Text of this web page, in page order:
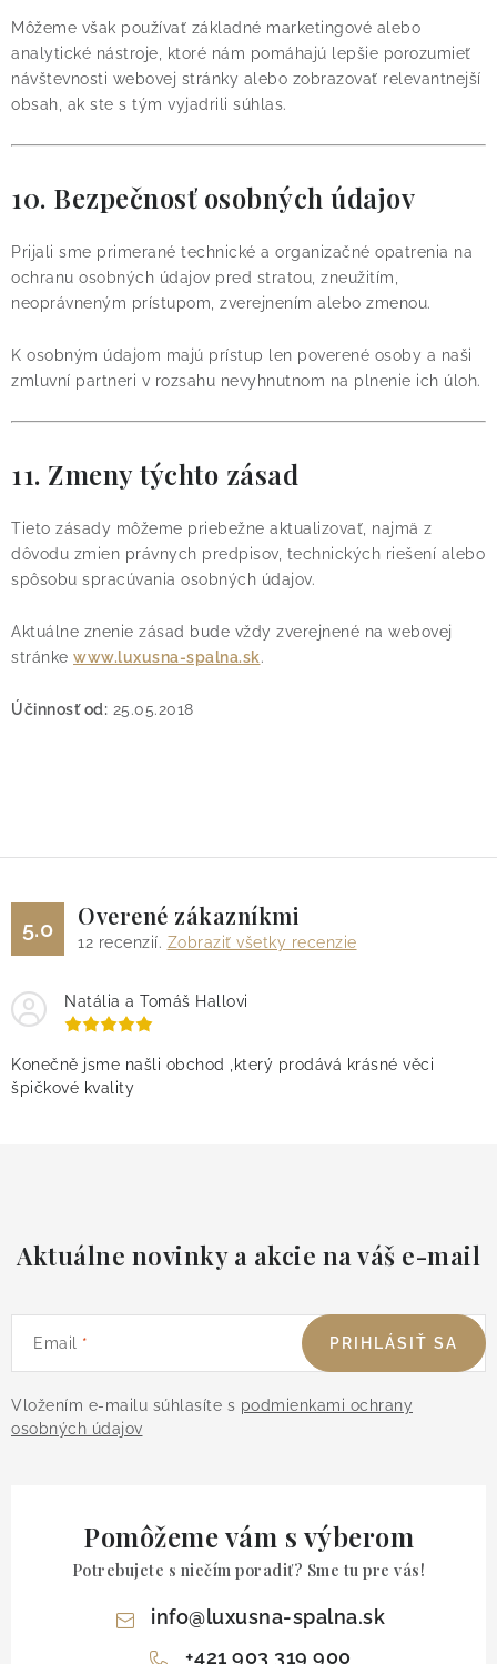
Môžeme však používať základné marketingové alebo
analytické nástroje, ktoré nám pomáhajú lepšie porozumieť
návštevnosti webovej stránky alebo zobrazovať relevantnejší
obsah, ak ste s tým vyjadrili súhlas.
10. Bezpečnosť osobných údajov
Prijali sme primerané technické a organizačné opatrenia na
ochranu osobných údajov pred stratou, zneužitím,
neoprávneným prístupom, zverejnením alebo zmenou.
K osobným údajom majú prístup len poverené osoby a naši
zmluvní partneri v rozsahu nevyhnutnom na plnenie ich úloh.
11. Zmeny týchto zásad
Tieto zásady môžeme priebežne aktualizovať, najmä z
dôvodu zmien právnych predpisov, technických riešení alebo
spôsobu spracúvania osobných údajov.
Aktuálne znenie zásad bude vždy zverejnené na webovej
stránke www.luxusna-spalna.sk.
Účinnosť od: 25.05.2018
5.0 Overené zákazníkmi
12 recenzií. Zobraziť všetky recenzie
Natália a Tomáš Hallovi
Konečně jsme našli obchod ,který prodává krásné věci
špičkové kvality
Aktuálne novinky a akcie na váš e-mail
Email
Vložením e-mailu súhlasíte s podmienkami ochrany
osobných údajov
PRIHLÁSIŤ SA
Pomôžeme vám s výberom
Potrebujete s niečím poradiť? Sme tu pre vás!
info@luxusna-spalna.sk
+421 903 319 900